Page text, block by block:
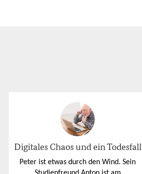
Digitales Chaos und ein Todesfall
Peter ist etwas durch den Wind. Sein